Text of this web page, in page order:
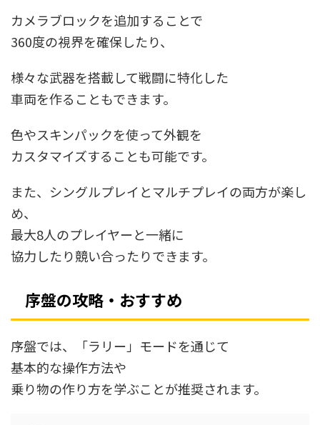
カメラブロックを追加することで
360度の視界を確保したり、
様々な武器を搭載して戦闘に特化した
車両を作ることもできます。
色やスキンパックを使って外観を
カスタマイズすることも可能です。
また、シングルプレイとマルチプレイの両方が楽し
め、
最大8人のプレイヤーと一緒に
協力したり競い合ったりできます。
序盤の攻略・おすすめ
序盤では、「ラリー」モードを通じて
基本的な操作方法や
乗り物の作り方を学ぶことが推奨されます。